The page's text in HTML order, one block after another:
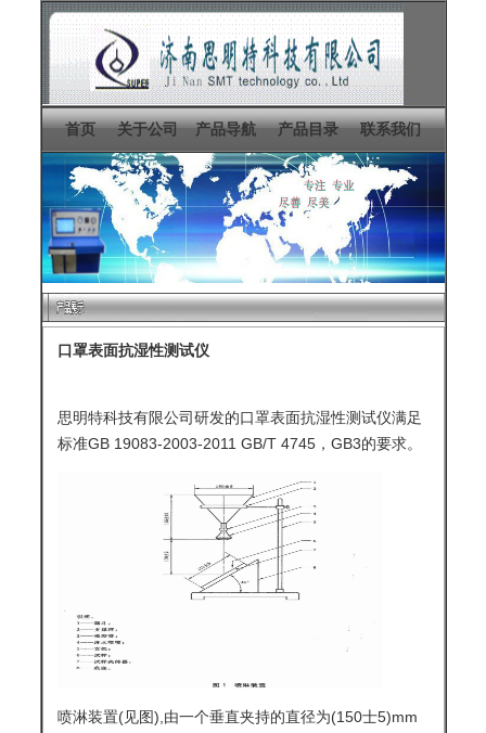
首页 关于公司 产品导航 产品目录 联系我们
口罩表面抗湿性测试仪
思明特科技有限公司研发的口罩表面抗湿性测试仪满足
标准GB 19083-2003-2011 GB/T 4745，GB3的要求。
喷淋装置(见图),由一个垂直夹持的直径为(150士5)mm